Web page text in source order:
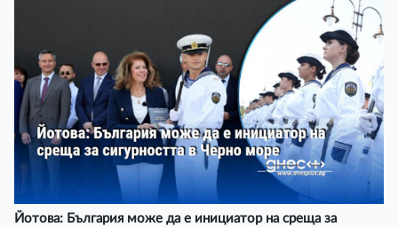
Йотова: България може да е инициатор на среща за